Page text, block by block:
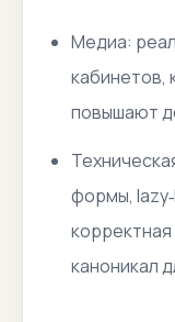
Медиа:
кабинетов,
повышают
формы,
каноникал